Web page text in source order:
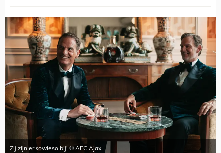
Zij zijn er sowieso bij! © AFC Ajax